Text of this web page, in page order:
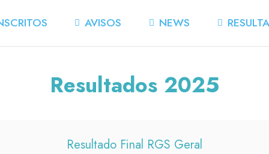
AVISOS NEWS
Resultados 2025
Resultado Final RGS Geral